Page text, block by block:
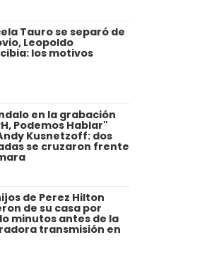
Tauro se separó de
Leopoldo
los motivos
en la grabación
Podemos Hablar"
Kusnetzoff: dos
se cruzaron frente
de Perez Hilton
de su casa por
minutos antes de la
transmisión en